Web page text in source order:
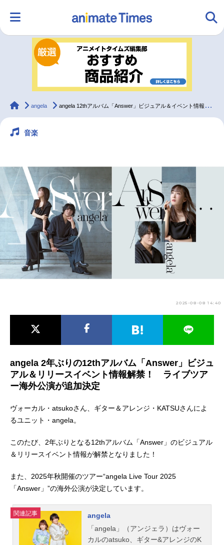
ランキング アニメ
ラジオ
2.5次元 配信・Vtuber トレンド
最新記事一覧
アニメ記事一覧 声優記事一覧
アニメ映画一覧 実写化映画一覧
今期アニメ曜日別一覧
男性声優/女性声優一覧
animateTimes
angela angela 12thアルバム「Answer」ビジュアル＆イベント情報解禁
音楽
2025-08-08 14:40
angela 2年ぶりの12thアルバム「Answer」ビジュ
アル＆リリースイベント情報解禁！ ライブツア
ー海外公演が追加決定
ヴォーカル・atsukoさん、ギター＆アレンジ・KATSUさんによ
るユニット・angela。
このたび、2年ぶりとなる12thアルバム「Answer」のビジュアル
＆リリースイベント情報が解禁となりました！
また、2025年秋開催のツアー“angela Live Tour 2025
「Answer」”の海外公演が決定しています。
関連記事
angela
「angela」（アンジェラ）はヴォー
カルのatsuko、ギター&アレンジのK